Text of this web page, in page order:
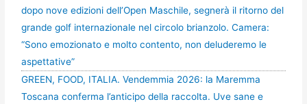
dopo nove edizioni dell’Open Maschile, segnerà il ritorno del
grande golf internazionale nel circolo brianzolo. Camera:
“Sono emozionato e molto contento, non deluderemo le
aspettative”
GREEN, FOOD, ITALIA. Vendemmia 2026: la Maremma
Toscana conferma l’anticipo della raccolta. Uve sane e